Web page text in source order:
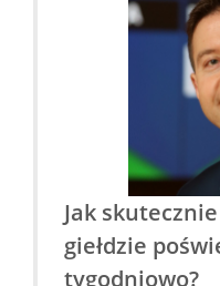
Jak
giełdzie
tygodniowo?